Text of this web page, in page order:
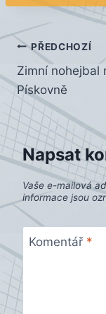
Navigace
pro
příspěvek
PŘEDCHOZÍ
Zimní nohejbal
Pískovně
Napsat
Vaše e-mailová
informace jsou
Komentář *